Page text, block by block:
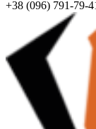
+38 (096) 791-79-